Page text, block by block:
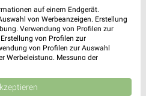
ab Mo. den
auf einem Endgerät.
von Werbeanzeigen. Erstellung
Verwendung von Profilen zur
von Profilen zur
von Profilen zur Auswahl
Werbeleistung. Messung der
Quellen. Entwicklung und
reduzierter Daten zur Auswahl